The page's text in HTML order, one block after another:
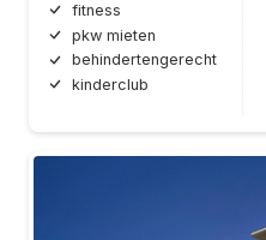
fitness
pkw mieten
behindertengerecht
kinderclub